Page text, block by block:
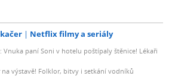
Netflix filmy a seriály
paní Soni v hotelu poštípaly štěnice! Lékaři
výstavě! Folklor, bitvy i setkání vodníků